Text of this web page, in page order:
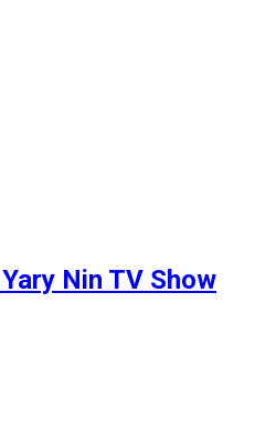
Nin TV Show